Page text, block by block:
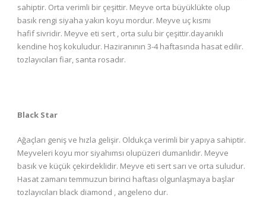
sahiptir. Orta verimli bir çeşittir. Meyve orta büyüklükte olup
basık rengi siyaha yakın koyu mordur. Meyve uç kısmı
hafif sivridir. Meyve eti sert , orta sulu bir çeşittir.dayanıklı
kendine hoş kokuludur. Haziranının 3-4 haftasında hasat edilir.
tozlayıcıları fiar, santa rosadır.
Black Star
Ağaçları geniş ve hızla gelişir. Oldukça verimli bir yapıya sahiptir.
Meyveleri koyu mor siyahımsı olupüzeri dumanlıdır. Meyve
basık ve küçük çekirdeklidir. Meyve eti sert sarı ve orta suludur.
Hasat zamanı temmuzun birinci haftası olgunlaşmaya başlar
tozlayıcıları black diamond , angeleno dur.